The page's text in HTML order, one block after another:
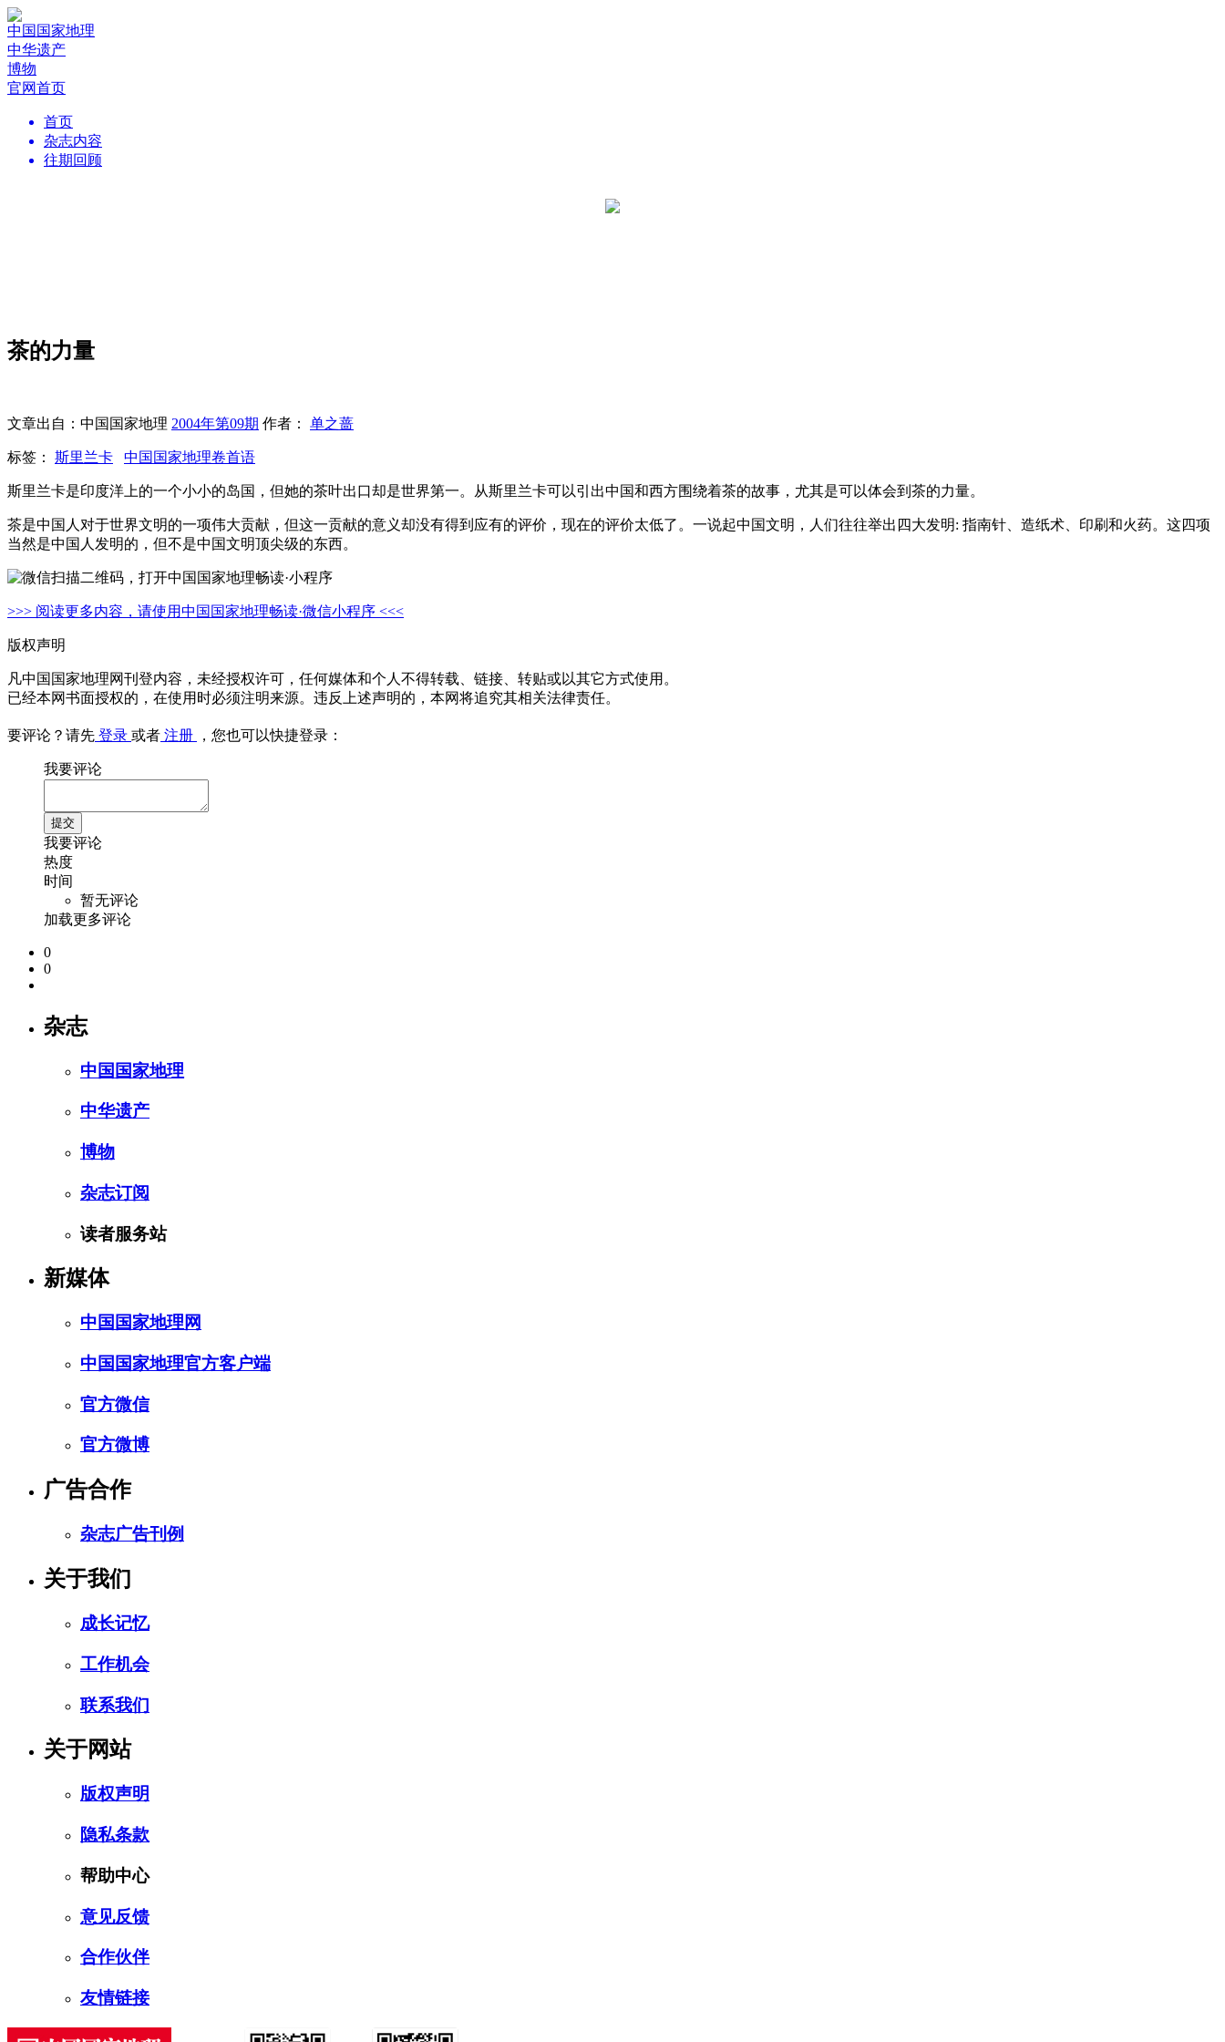
中国国家地理
中华遗产
博物
官网首页
首页
杂志内容
往期回顾
茶的力量
文章出自：中国国家地理 2004年第09期 作者： 单之蔷
标签： 斯里兰卡 中国国家地理卷首语
斯里兰卡是印度洋上的一个小小的岛国，但她的茶叶出口却是世界第一。从斯里兰卡可以引出中国和西方围绕着茶的故事，尤其是可以体会到茶的力量。
茶是中国人对于世界文明的一项伟大贡献，但这一贡献的意义却没有得到应有的评价，现在的评价太低了。一说起中国文明，人们往往举出四大发明: 指南针、造纸术、印刷和火药。这四项
当然是中国人发明的，但不是中国文明顶尖级的东西。
>>> 阅读更多内容，请使用中国国家地理畅读·微信小程序 <<<
版权声明
凡中国国家地理网刊登内容，未经授权许可，任何媒体和个人不得转载、链接、转贴或以其它方式使用。
已经本网书面授权的，在使用时必须注明来源。违反上述声明的，本网将追究其相关法律责任。
要评论？请先 登录 或者 注册 ，您也可以快捷登录：
我要评论
我要评论
热度
时间
暂无评论
加载更多评论
0
0
杂志
中国国家地理
中华遗产
博物
杂志订阅
读者服务站
新媒体
中国国家地理网
中国国家地理官方客户端
官方微信
官方微博
广告合作
杂志广告刊例
关于我们
成长记忆
工作机会
联系我们
关于网站
版权声明
隐私条款
帮助中心
意见反馈
合作伙伴
友情链接